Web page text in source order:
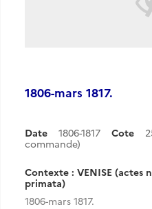
1806-mars 1817.
Date 1806-1817 Cote
commande)
Contexte : VENISE (actes
primata)
1806-mars 1817.